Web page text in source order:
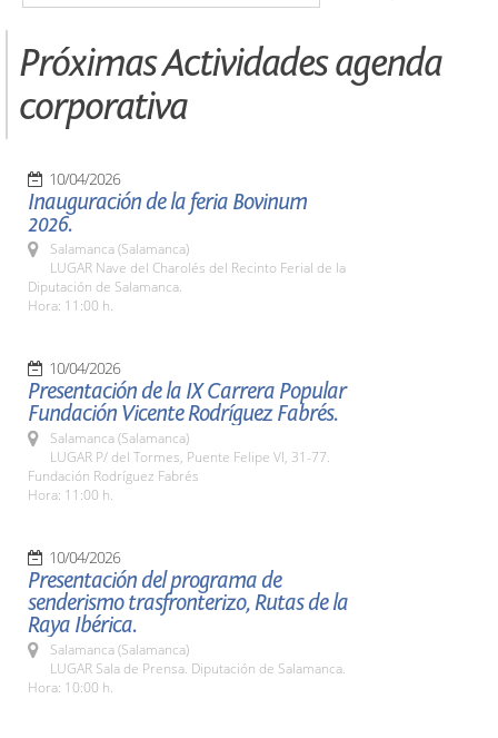
Próximas Actividades agenda
corporativa
10/04/2026
Inauguración de la feria Bovinum
2026.
Salamanca (Salamanca)
LUGAR Nave del Charolés del Recinto Ferial de la
Diputación de Salamanca.
Hora: 11:00 h.
10/04/2026
Presentación de la IX Carrera Popular
Fundación Vicente Rodríguez Fabrés.
Salamanca (Salamanca)
LUGAR P/ del Tormes, Puente Felipe VI, 31-77.
Fundación Rodríguez Fabrés
Hora: 11:00 h.
10/04/2026
Presentación del programa de
senderismo trasfronterizo, Rutas de la
Raya Ibérica.
Salamanca (Salamanca)
LUGAR Sala de Prensa. Diputación de Salamanca.
Hora: 10:00 h.